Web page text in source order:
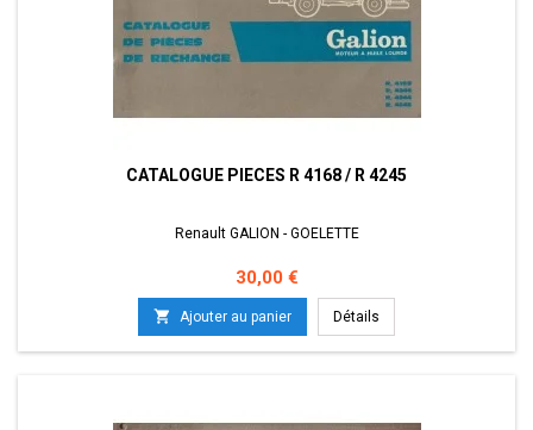
CATALOGUE PIECES R 4168 / R 4245
Renault GALION - GOELETTE
Prix
30,00 €
 Ajouter au panier Détails